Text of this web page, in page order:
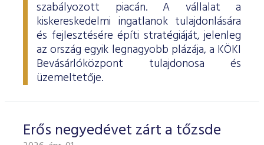
szabályozott piacán. A vállalat a
kiskereskedelmi ingatlanok tulajdonlására
és fejlesztésére építi stratégiáját, jelenleg
az ország egyik legnagyobb plázája, a KÖKI
Bevásárlóközpont tulajdonosa és
üzemeltetője.
Erős negyedévet zárt a tőzsde